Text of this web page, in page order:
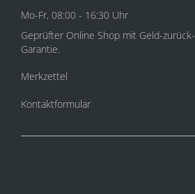
Mo-Fr, 08:00 - 16:30 Uhr
Geprüfter Online Shop mit Geld-zurück-
Garantie.
Merkzettel
Kontaktformular